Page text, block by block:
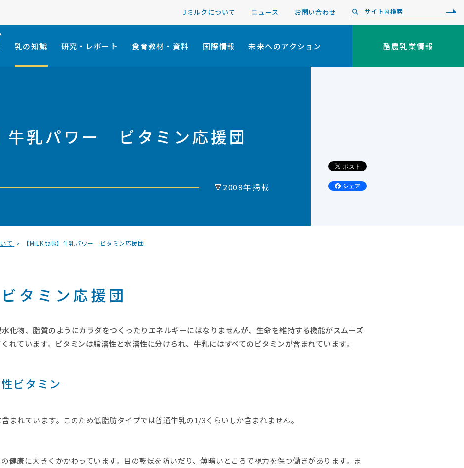
Jミルクについて ニュース お問い合わせ
乳の知識 研究・レポート 食育教材・資料 国際情報 未来へのアクション 酪農乳業情報
牛乳パワー ビタミン応援団
🔻2009年掲載
て 【MiLK talk】牛乳パワー ビタミン応援団
タミン応援団
化物、脂質のようにカラダをつくったりエネルギーにはなりませんが、生命を維持する機能がスムーズ
れています。ビタミンは脂溶性と水溶性に分けられ、牛乳にはすべてのビタミンが含まれています。
ビタミン
まれています。このため低脂肪タイプでは普通牛乳の1/3くらいしか含まれません。
の健康に大きくかかわっています。目の乾燥を防いだり、薄暗いところで視力を保つ働きがあります。ま